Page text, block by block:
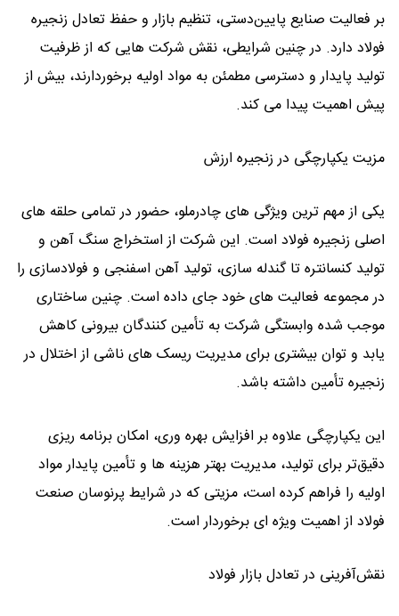
بر فعالیت صنایع پایین‌دستی، تنظیم بازار و حفظ تعادل زنجیره
فولاد دارد. در چنین شرایطی، نقش شرکت ‌هایی که از ظرفیت
تولید پایدار و دسترسی مطمئن به مواد اولیه برخوردارند، بیش از
پیش اهمیت پیدا می ‌کند.
مزیت یکپارچگی در زنجیره ارزش
یکی از مهم‌ ترین ویژگی ‌های چادرملو، حضور در تمامی حلقه ‌های
اصلی زنجیره فولاد است. این شرکت از استخراج سنگ ‌آهن و
تولید کنسانتره تا گندله ‌سازی، تولید آهن اسفنجی و فولادسازی را
در مجموعه فعالیت‌ های خود جای داده است. چنین ساختاری
موجب شده وابستگی شرکت به تأمین ‌کنندگان بیرونی کاهش
یابد و توان بیشتری برای مدیریت ریسک‌ های ناشی از اختلال در
زنجیره تأمین داشته باشد.
این یکپارچگی علاوه بر افزایش بهره‌ وری، امکان برنامه ‌ریزی
دقیق‌تر برای تولید، مدیریت بهتر هزینه ‌ها و تأمین پایدار مواد
اولیه را فراهم کرده است، مزیتی که در شرایط پرنوسان صنعت
فولاد از اهمیت ویژه ‌ای برخوردار است.
نقش‌آفرینی در تعادل بازار فولاد